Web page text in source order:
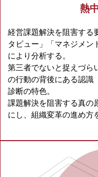
熱
経営課題解決を阻害する
タビュー」「マネジメン
により分析する。
第三者でないと捉えづら
の行動の背後にある認識
診断の特色。
課題解決を阻害する真の
にし、組織変革の進め方